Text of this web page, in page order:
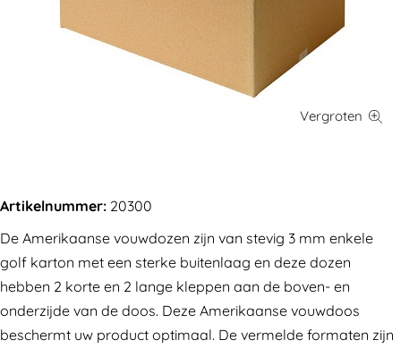
Artikelnummer: 20300
De Amerikaanse vouwdozen zijn van stevig 3 mm enkele
golf karton met een sterke buitenlaag en deze dozen
hebben 2 korte en 2 lange kleppen aan de boven- en
onderzijde van de doos. Deze Amerikaanse vouwdoos
beschermt uw product optimaal. De vermelde formaten zijn